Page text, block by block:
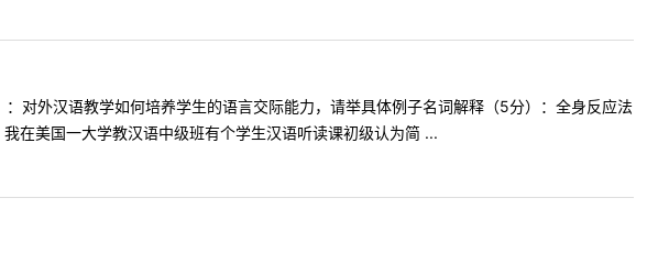
对外汉语教学如何培养学生的语言交际能力，请举具体例子名词解释（5分）：全身反应法
在美国一大学教汉语中级班有个学生汉语听读课初级认为简 ...